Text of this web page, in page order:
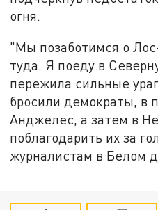
огня.
"Мы позаботимся о
туда. Я поеду в
пережила сильные
бросили демократы, в
Анджелес, а затем в
поблагодарить их за
журналистам в Белом